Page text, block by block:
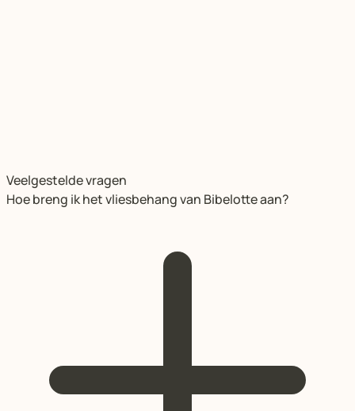
Veelgestelde vragen
Hoe breng ik het vliesbehang van Bibelotte aan?